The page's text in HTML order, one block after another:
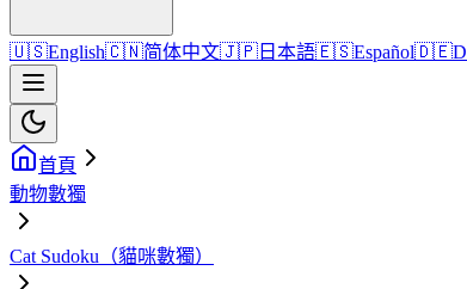
🇺🇸English🇨🇳简体中文🇯🇵 日本語🇪🇸Español🇩🇪
首頁
動物數獨
Cat Sudoku（貓咪數獨）